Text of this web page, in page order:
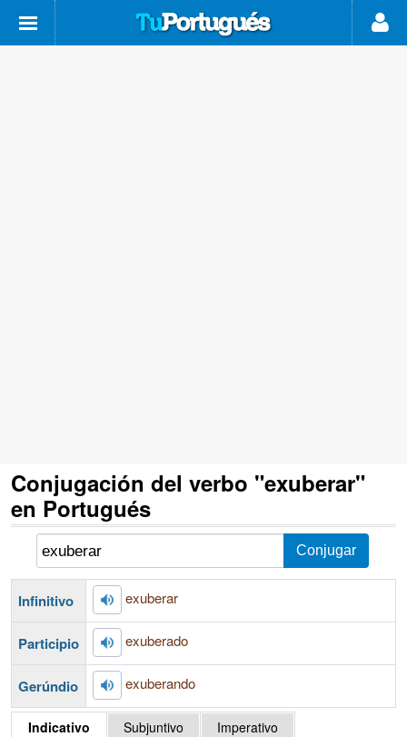
Conjugación del verbo "exuberar"
en Portugués
Infinitivo exuberar
Participio exuberado
Gerúndio exuberando
Indicativo Subjuntivo
Imperativo